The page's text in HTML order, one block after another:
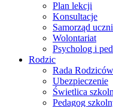
Plan lekcji
Konsultacje
Samorząd
Wolontariat
Psycholog i
Rodzic
Rada Rodziców
Ubezpieczenie
Świetlica
Pedagog